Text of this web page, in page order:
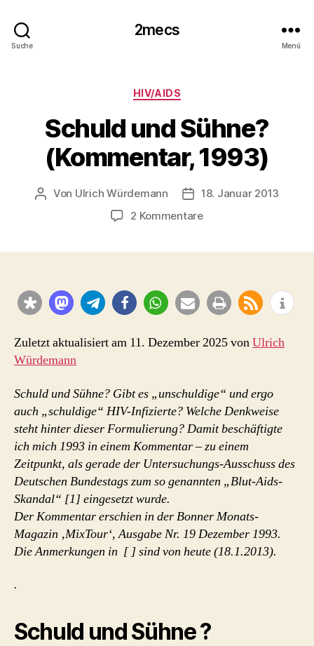
Suche
2mecs
Menü
Kategorien
HIV/AIDS
Schuld und Sühne?
(Kommentar, 1993)
Beitragsautor
Von Ulrich Würdemann Beitragsdatum
18. Januar 2013
2 Kommentarezu
1993)
Zuletzt aktualisiert am 11. Dezember 2025 vonUlrich
Würdemann
Schuld und Sühne? Gibt es „unschuldige“ und ergo
auch „schuldige“ HIV-Infizierte? Welche Denkweise
steht hinter dieser Formulierung? Damit beschäftigte
ich mich 1993 in einem Kommentar – zu einem
Zeitpunkt, als gerade der Untersuchungs-Ausschuss des
Deutschen Bundestags zum so genannten „Blut-Aids-
Skandal“ [1] eingesetzt wurde.
Der Kommentar erschien in der Bonner Monats-
Magazin ‚MixTour‘, Ausgabe Nr. 19 Dezember 1993.
Die Anmerkungen in [ ] sind von heute (18.1.2013).
.
Schuld und Sühne ?